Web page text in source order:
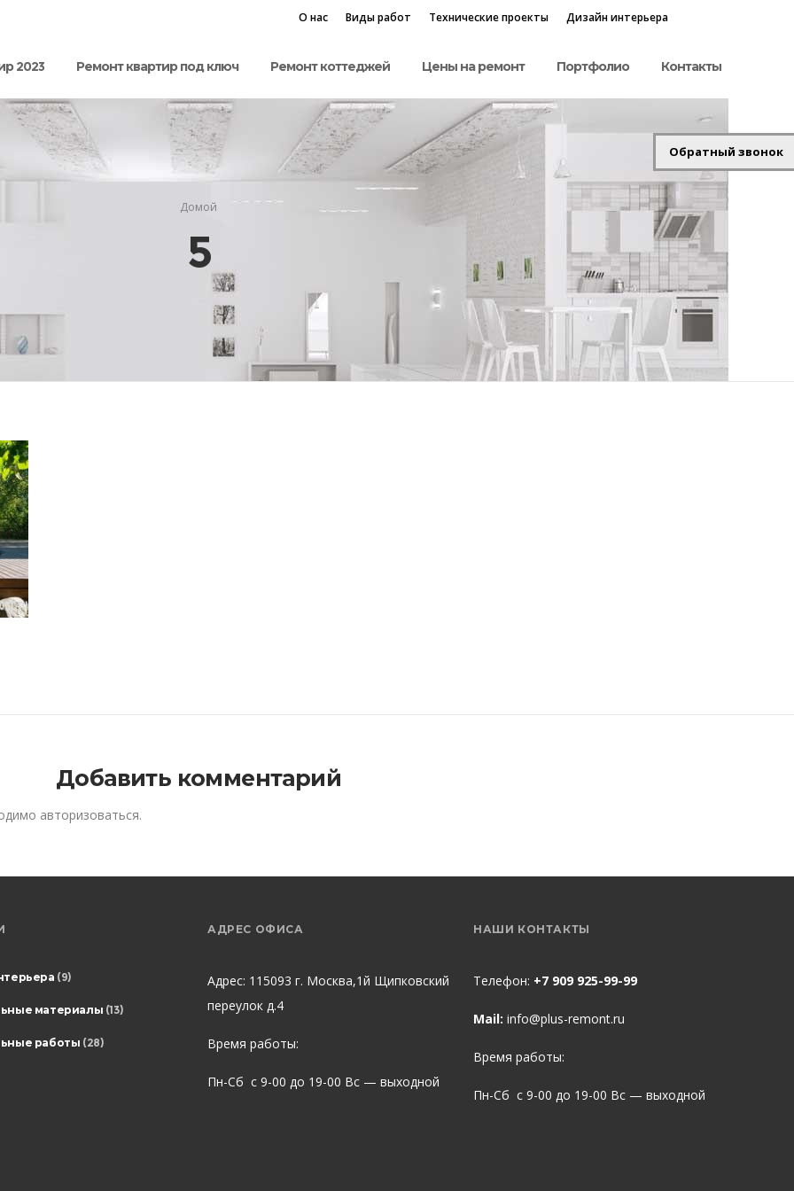
О нас Виды работ Технические проекты Дизайн интерьера
2023 Ремонт квартир под ключ Ремонт коттеджей Цены на ремонт Портфолио Контакты
Домой
5
Добавить комментарий
авторизоваться.
(9)
материалы (13)
работы (28)
АДРЕС ОФИСА
Адрес: 115093 г. Москва,1й Щипковский
переулок д.4
Время работы:
Пн-Сб с 9-00 до 19-00 Вс — выходной
НАШИ КОНТАКТЫ
Телефон: +7 909 925-99-99
Mail: info@plus-remont.ru
Время работы:
Пн-Сб с 9-00 до 19-00 Вс — выходной
Обратный звонок